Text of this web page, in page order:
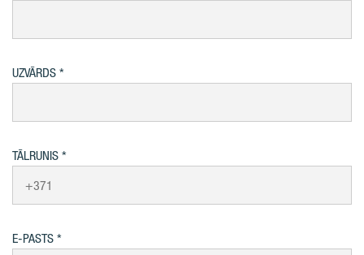
UZVĀRDS
TĀLRUNIS
E-PASTS